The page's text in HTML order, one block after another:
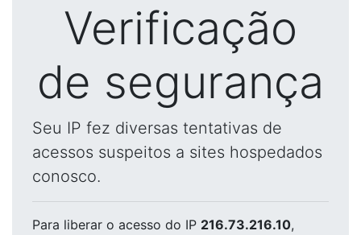
Verificação
de segurança
Seu IP fez diversas tentativas de
acessos suspeitos a sites hospedados
conosco.
Para liberar o acesso do IP 216.73.216.10,